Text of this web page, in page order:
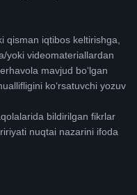
qisman iqtibos keltirishga,
yoki videomateriallardan
mavjud boʻlgan
koʻrsatuvchi yozuv
bildirilgan fikrlar
nuqtai nazarini ifoda